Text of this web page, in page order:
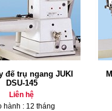
đế trụ ngang JUKI
DSU-145
Liên hệ
hành : 12 tháng